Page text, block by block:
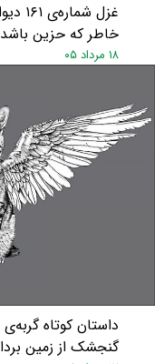
غزل
خاطر که حزین باشد
۱۸ مرداد ۰۵
داستان کوتاه
گنجشک از زمین